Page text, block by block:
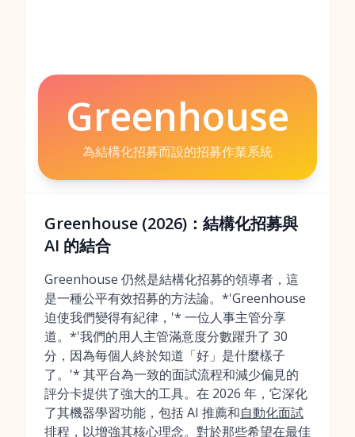
Greenhouse
為結構化招募而設的招募作業系統
Greenhouse (2026)：結構化招募與
AI 的結合
Greenhouse 仍然是結構化招募的領導者，這
是一種公平有效招募的方法論。*'Greenhouse
迫使我們變得有紀律，'* 一位人事主管分享
道。*'我們的用人主管滿意度分數躍升了 30
分，因為每個人終於知道「好」是什麼樣子
了。'* 其平台為一致的面試流程和減少偏見的
評分卡提供了強大的工具。在 2026 年，它深化
了其機器學習功能，包括 AI 推薦和自動化面試
排程 ，以增強其核心理念。對於那些希望在最佳